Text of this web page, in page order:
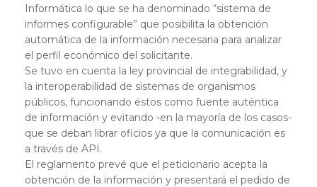
Informática lo que se ha denominado “sistema de
informes configurable” que posibilita la obtención
automática de la información necesaria para analizar
el perfil económico del solicitante.
Se tuvo en cuenta la ley provincial de integrabilidad, y
la interoperabilidad de sistemas de organismos
públicos, funcionando éstos como fuente auténtica
de información y evitando -en la mayoría de los casos-
que se deban librar oficios ya que la comunicación es
a través de API.
El reglamento prevé que el peticionario acepta la
obtención de la información y presentará el pedido de